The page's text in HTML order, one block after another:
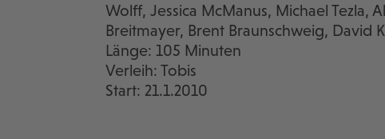
Wolff, Jessica McManus, Michael Tezla,
Breitmayer, Brent Braunschweig, David
Länge: 105 Minuten
Verleih: Tobis
Start: 21.1.2010